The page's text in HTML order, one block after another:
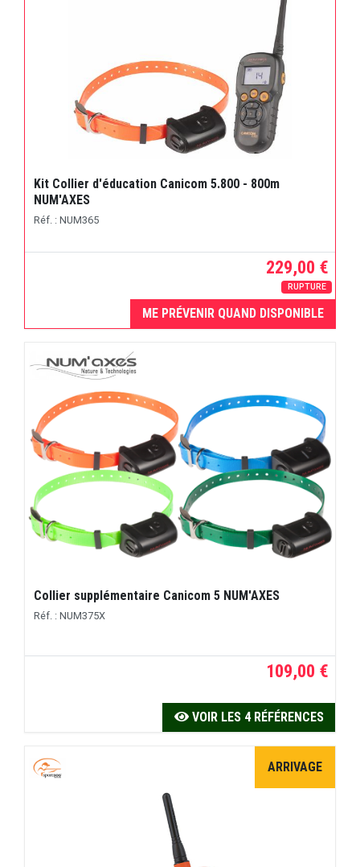
Kit Collier d'éducation Canicom 5.800 - 800m
NUM'AXES
Réf. : NUM365
229,00 €
RUPTURE
ME PRÉVENIR QUAND DISPONIBLE
Collier supplémentaire Canicom 5 NUM'AXES
Réf. : NUM375X
109,00 €
VOIR LES 4 RÉFÉRENCES
ARRIVAGE